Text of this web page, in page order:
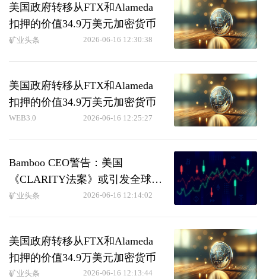
美国政府转移从FTX和Alameda
扣押的价值34.9万美元加密货币
矿业头条 2026-06-16 12:30:38
美国政府转移从FTX和Alameda
扣押的价值34.9万美元加密货币
WEB3.0 2026-06-16 12:25:27
Bamboo CEO警告：美国
《CLARITY法案》或引发全球加
密货币监管变革
矿业头条 2026-06-16 12:14:02
美国政府转移从FTX和Alameda
扣押的价值34.9万美元加密货币
矿业头条 2026-06-16 12:13:44